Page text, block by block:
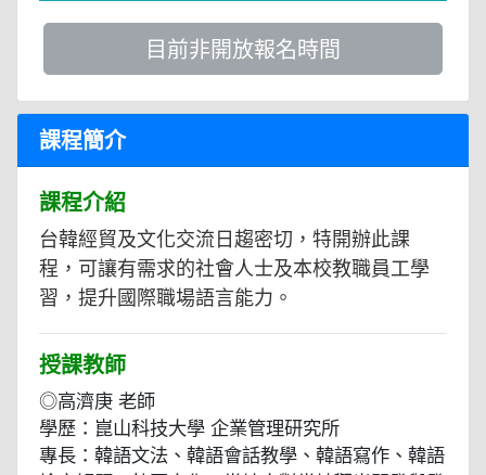
目前非開放報名時間
課程簡介
課程介紹
台韓經貿及文化交流日趨密切，特開辦此課
程，可讓有需求的社會人士及本校教職員工學
習，提升國際職場語言能力。
授課教師
◎高濟庚 老師
學歷：崑山科技大學 企業管理研究所
專長：韓語文法、韓語會話教學、韓語寫作、韓語